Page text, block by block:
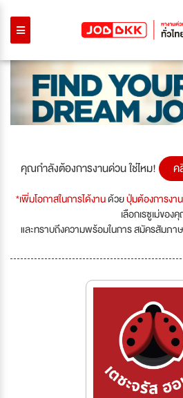
คุณกำลังต้องการงานด่วน ใช่ไหม! ค
*เพิ่มโอกาสในการได้งานด้วยปุ่มต้องการงา
เลือกเรซูเม่ของ
และทราบถึงความพร้อมในการ สมัครสัมภา